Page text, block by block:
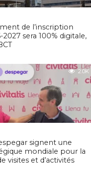
de l’inscription
2027 sera 100% digitale,
2.0K
signent une
mondiale pour la
visites et d’activités